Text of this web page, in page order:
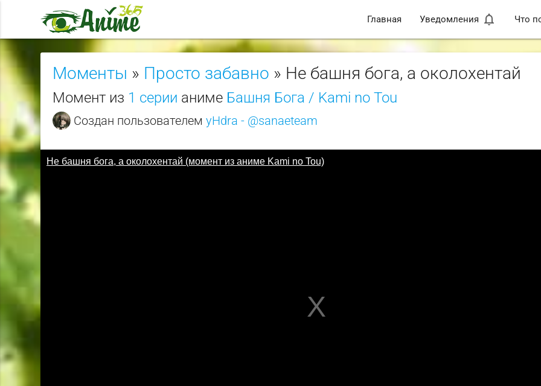
Главная Уведомления notifications_none Что
Моменты » Просто забавно » Не башня бога, а околохентай
Момент из 1 серии аниме Башня Бога / Kami no Tou
Создан пользователемyHdra - @sanaeteam